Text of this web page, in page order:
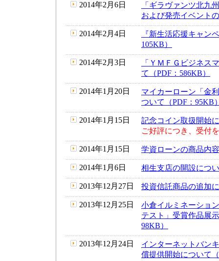
2014年2月6日
「ギラヴァンツ北九
および発売イベント
2014年2月4日
『新生活応援キャン
105KB）
2014年2月3日
「ＹＭＦＧビジネス
て（PDF：586KB）
2014年1月20日
マイカーローン「金
ついて（PDF：95KB
2014年1月15日
記念コイン取扱開始
ご好評につき、受付
2014年1月15日 学資ローンの商品内
2014年1月6日 相生支店の開設につ
2013年12月27日 投資信託商品の追加
2013年12月25日
小倉イルミネーショ
テスト」受賞作品展
98KB）
2013年12月24日
インターネットバン
償提供開始について